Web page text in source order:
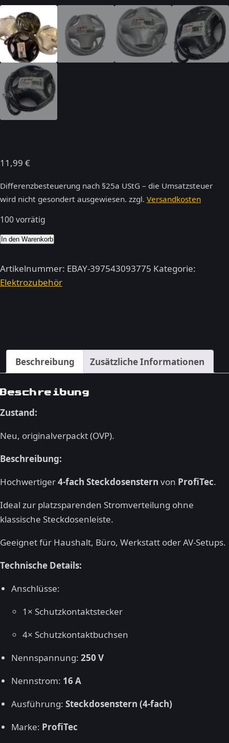
11,99 €
Differenzbesteuerung nach §25a UStG – die Umsatzsteuer
wird nicht gesondert ausgewiesen. zzgl. Versandkosten
100 vorrätig
4-
Steckdosenstern
ProfiTec
16A,
Menge
In den Warenkorb
Artikelnummer: EBAY-397543093775 Kategorie:
Elektrozubehör
Beschreibung Zusätzliche Informationen
Beschreibung
Zustand:
Neu, originalverpackt (OVP).
Beschreibung:
Hochwertiger4-fach Steckdosenstern von ProfiTec.
Ideal zur platzsparenden Stromverteilung ohne
klassische Steckdosenleiste.
Geeignet für Haushalt, Büro, Werkstatt oder AV-Setups.
Technische Details:
Anschlüsse:
1× Schutzkontaktstecker
4× Schutzkontaktbuchsen
Nennspannung:250 V
Nennstrom: 16 A
Ausführung:Steckdosenstern (4-fach)
Marke: ProfiTec